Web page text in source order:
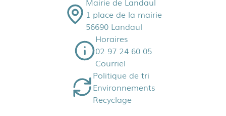
1 place de la mairie
56690 Landaul
Horaires
02 97 24 60 05
Courriel
Politique de tri
Environnements
Recyclage